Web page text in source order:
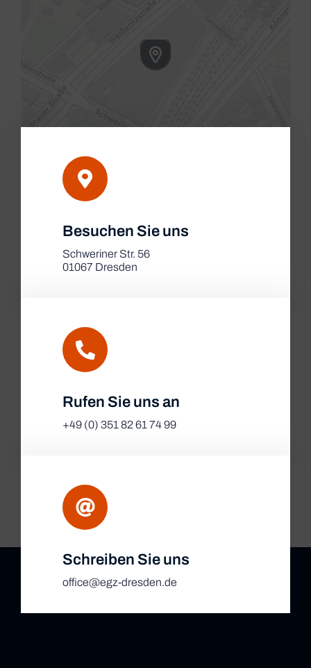
|Map tiles byCARTO, underCC BY 3.0
OpenStreetMap, under ODbL.
Besuchen Sie uns
Schweriner Str. 56
01067 Dresden
Rufen Sie uns an
+49 (0) 351 82 61 74 99
Schreiben Sie uns
office@egz-dresden.de